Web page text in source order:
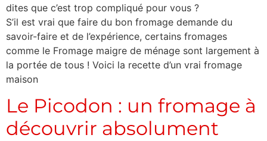
dites que c’est trop compliqué pour vous ?
S’il est vrai que faire du bon fromage demande du
savoir-faire et de l’expérience, certains fromages
comme le Fromage maigre de ménage sont largement à
la portée de tous ! Voici la recette d’un vrai fromage
maison
Le Picodon : un fromage à
découvrir absolument